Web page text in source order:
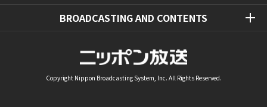
BROADCASTING AND CONTENTS
Copyright Nippon Broadcasting System, Inc. All Rights Reserved.